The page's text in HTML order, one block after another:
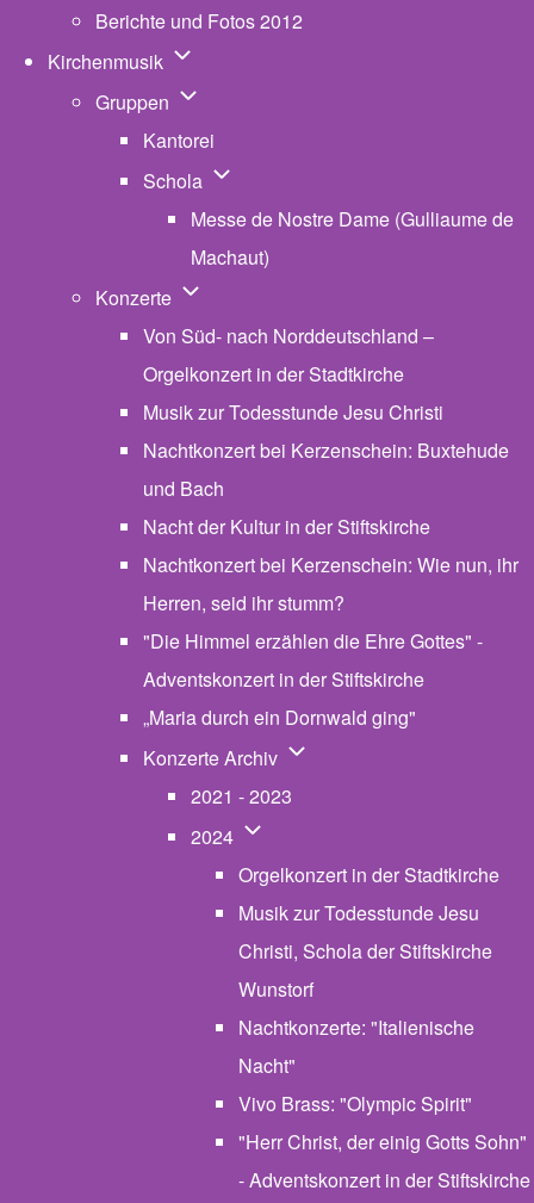
Berichte und Fotos 2012
Kirchenmusik Unternavigation von Kirchenmusik
Gruppen Unternavigation von Gruppen
Kantorei
Schola Unternavigation von Schola
Messe de Nostre Dame (Gulliaume de
Machaut)
Konzerte Unternavigation von Konzerte
Von Süd- nach Norddeutschland –
Orgelkonzert in der Stadtkirche
Musik zur Todesstunde Jesu Christi
Nachtkonzert bei Kerzenschein: Buxtehude
und Bach
Nacht der Kultur in der Stiftskirche
Nachtkonzert bei Kerzenschein: Wie nun, ihr
Herren, seid ihr stumm?
"Die Himmel erzählen die Ehre Gottes" -
Adventskonzert in der Stiftskirche
„Maria durch ein Dornwald ging"
Konzerte Archiv Unternavigation von
2021 - 2023
2024 Unternavigation von 2024
Orgelkonzert in der Stadtkirche
Musik zur Todesstunde Jesu
Christi, Schola der Stiftskirche
Wunstorf
Nachtkonzerte: "Italienische
Nacht"
Vivo Brass: "Olympic Spirit"
"Herr Christ, der einig Gotts Sohn"
- Adventskonzert in der Stiftskirche